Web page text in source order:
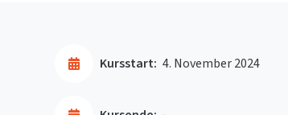
Kursstart: 4. November 2024